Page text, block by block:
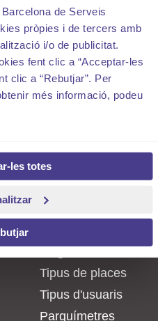
de Serveis
pròpies i de tercers amb
i/o de publicitat.
fent clic a “Acceptar-les
clic a “Rebutjar”. Per
més informació, podeu
les totes
Què és AREA
La gestió
Tipus de places
Tipus d'usuaris
Parquímetres